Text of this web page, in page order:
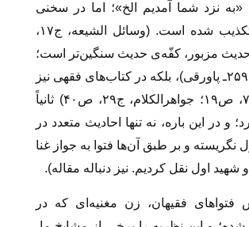
نزد شما آمدیم الخ»؛ اما در سخنی
منسوب به امام صادق (ع) در نکوهش غنا، حدیث مزبور تکذیب شده است. (وسائل الشیعه، ج۱۷،
حدیث مزبور، کفّه‌ی حدیث سنگین‌تر است؛
زیرا اولاً نه تنها در منابع حدیثی آمده (بنگرید به بحار، ج۷۶، ص۲۵۹ـ پاورقی)، بلکه در کتاب‌های فقهی نیز
بدان استناد و استدلال شده است. (مسالک، شهید ثانی، ج۷، ص۱۹؛ جواهرالکلام، ج۲۹، ص۴۰) ثانیاً
در این باره، نه تنها احادیث متعدد در
نگریسته و بر طبق آن‌ها فتوا به جواز غنا
اول نقل کردیم. نیز دنباله مقاله).
فقیهان، زن مغنیه‌ای که در